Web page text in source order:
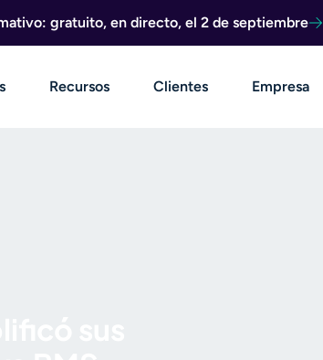
gratuito, en directo, el 2 de septiembre
Recursos Clientes Empresa